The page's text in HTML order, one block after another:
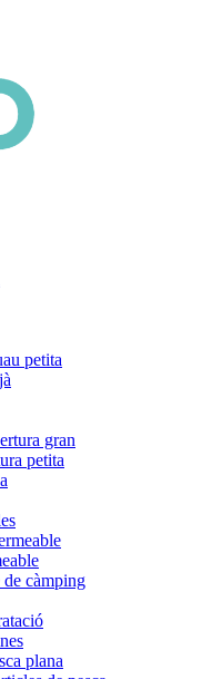
petita
gran
petita
càmping
plana